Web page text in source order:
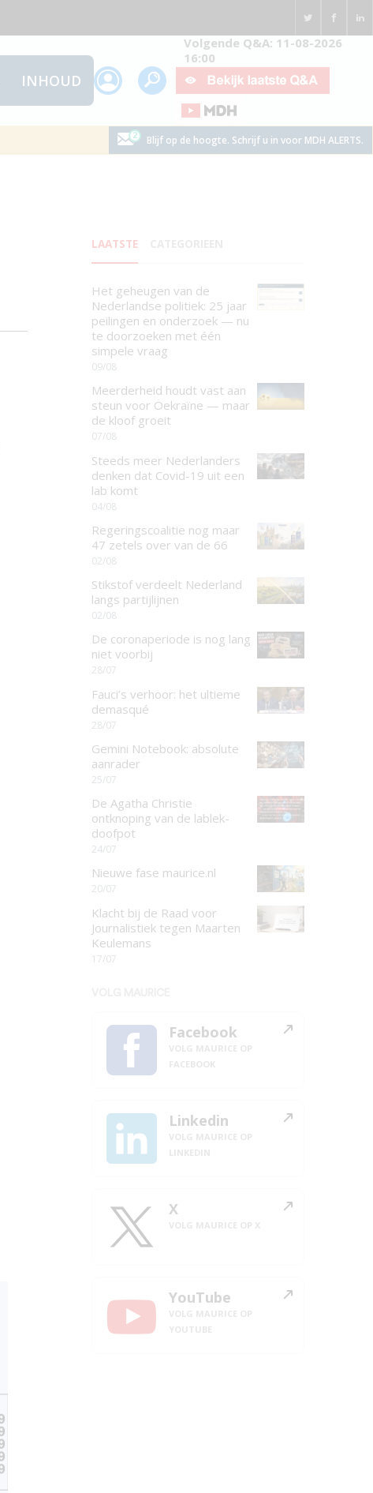
INHOUD
Volgende Q&A: 11-08-2026
16:00
Blijf op de hoogte. Schrijf u in voor MDH ALERTS.
LAATSTE
Het geheugen van de
Nederlandse politiek: 25 jaar
peilingen en onderzoek — nu
te doorzoeken met één
simpele vraag
09/08
Meerderheid houdt vast aan
steun voor Oekraïne — maar
de kloof groeit
07/08
Steeds meer Nederlanders
denken dat Covid-19 uit een
lab komt
04/08
Regeringscoalitie nog maar
47 zetels over van de 66
02/08
Stikstof verdeelt Nederland
langs partijlijnen
02/08
De coronaperiode is nog lang
niet voorbij
28/07
Fauci’s verhoor: het ultieme
demasqué
28/07
Gemini Notebook: absolute
aanrader
25/07
De Agatha Christie
ontknoping van de lablek-
doofpot
24/07
Nieuwe fase maurice.nl
20/07
Klacht bij de Raad voor
Journalistiek tegen Maarten
Keulemans
17/07
Facebook
Linkedin
X
YouTube